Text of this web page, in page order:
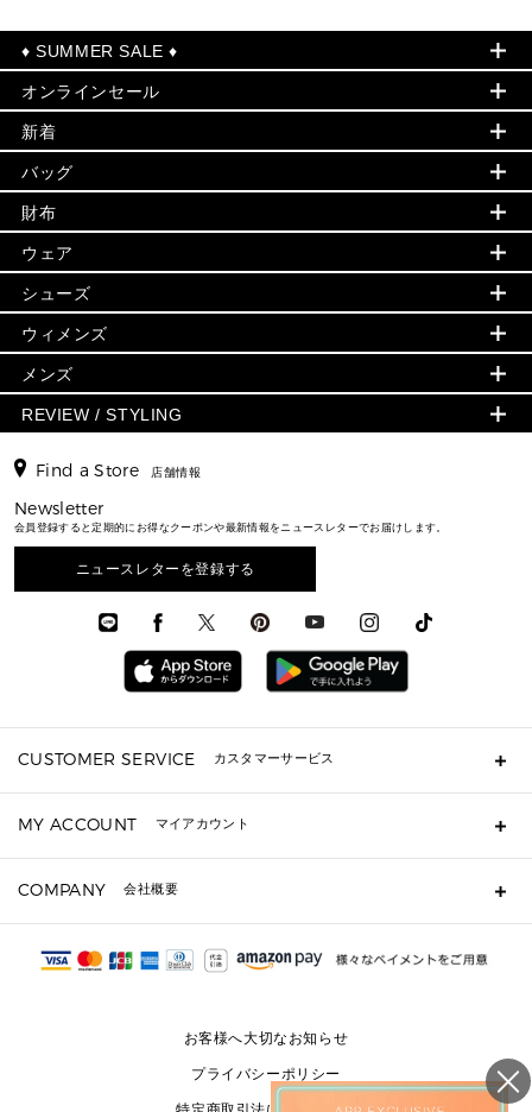
♦ SUMMER SALE ♦
セールおすすめアイテム
▶ ウィメンズ
バッグ
財布
小物
シューズ・靴
ウェア
アクセサリー
時計
▶ メンズ
バッグ
ウェア
アクセサリー
オンラインセール
PRODUCT OF THE MONTH - 今月の特別価格
再値下げアイテム
追加アイテム
旗艦店からアウトレットに入荷
▶ ウィメンズすべて(ウェア・シューズ除く)
バッグ
財布・小物
ウェア
シューズ
時計・ジュエリー
アクセサリー
メンズ バッグ
メンズ シューズ
メンズ ウェア
メンズ 時計・その他
新着
初夏のスタイル
▶ すべて
▶ ウィメンズすべて
バッグ
財布・小物
アクセサリー
フレグランス
シューズ
▶ メンズすべて
メンズバッグ
メンズ財布・小物
メンズアクセサリー
メンズウェア
バッグ
人気の定番アイテム
日本限定 - バッグ
▶ ウィメンズすべて
ハンドバッグ・サッチェル
トートバッグ
ショルダーバッグ
クロスボディ・斜め掛け
トラベル
通勤・通学アイテム
3 IN 1 / 2 IN 1 バッグ
▶ メンズすべて
財布
日本限定 - 財布・小物
▶ ウィメンズすべて
GREENWICH
ミニ財布・フラグメントケース
折り財布(二つ折り・三つ折り)
長財布
▶ メンズすべて
お財布レビュー ▸
ウェア
▶ ウィメンズすべて
トップス
スカート・パンツ
ワンピース・ドレス
ジャケット・アウター
▶ メンズすべて
シューズ
▶ ウィメンズすべて
サンダル
スニーカー
▶ メンズすべて
シューズレビュー ▸
ウィメンズ
人気の定番アイテム
▶ ウィメンズすべて
新着
日本限定
▶ バッグすべて
通勤・通学アイテム
ミニ財布・フラグメントケース
▶ 小物すべて
定期ケース・カードケース・名刺入れ
▶ シューズ・靴
サンダル
スニーカー
メンズ
▶ メンズすべて
財布・小物
時計・ジュエリー
アクセサリー
REVIEW / STYLING
▶ すべて
エディターレビュー
Find a Store 店舗情報
Newsletter
会員登録すると定期的にお得なクーポンや最新情報をニュースレターでお届けします。
ニュースレターを登録する
CUSTOMER SERVICE カスタマーサービス
ギフト用にラッピングができますか？
ショッピングバッグを購入商品分送ってもらえますか？
注文後に完了メールが受信できないのですが？
サイズ交換はできますか？
MY ACCOUNT マイアカウント
COMPANY 会社概要
会社概要
お客様へ大切なお知らせ
プライバシーポリシー